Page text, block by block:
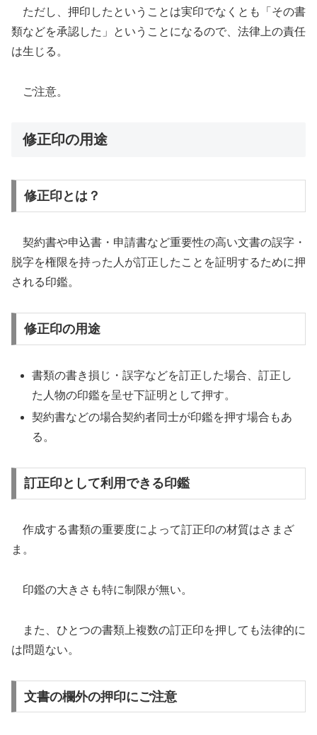
ただし、押印したということは実印でなくとも「その書
類などを承認した」ということになるので、法律上の責任
は生じる。
ご注意。
修正印の用途
修正印とは？
契約書や申込書・申請書など重要性の高い文書の誤字・
脱字を権限を持った人が訂正したことを証明するために押
される印鑑。
修正印の用途
書類の書き損じ・誤字などを訂正した場合、訂正し
た人物の印鑑を呈せ下証明として押す。
契約書などの場合契約者同士が印鑑を押す場合もあ
る。
訂正印として利用できる印鑑
作成する書類の重要度によって訂正印の材質はさまざ
ま。
印鑑の大きさも特に制限が無い。
また、ひとつの書類上複数の訂正印を押しても法律的に
は問題ない。
文書の欄外の押印にご注意